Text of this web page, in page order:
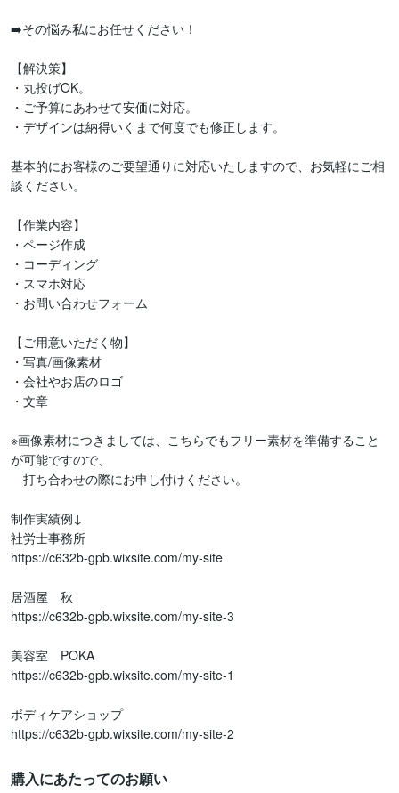
➡️その悩み私にお任せください！
【解決策】
・丸投げOK。
・ご予算にあわせて安価に対応。
・デザインは納得いくまで何度でも修正します。
基本的にお客様のご要望通りに対応いたしますので、お気軽にご相
談ください。
【作業内容】
・ページ作成
・コーディング
・スマホ対応
・お問い合わせフォーム
【ご用意いただく物】
・写真/画像素材
・会社やお店のロゴ
・文章
※画像素材につきましては、こちらでもフリー素材を準備すること
が可能ですので、
打ち合わせの際にお申し付けください。
制作実績例↓
社労士事務所
https://c632b-gpb.wixsite.com/my-site
居酒屋　秋
https://c632b-gpb.wixsite.com/my-site-3
美容室　POKA
https://c632b-gpb.wixsite.com/my-site-1
ボディケアショップ
https://c632b-gpb.wixsite.com/my-site-2
購入にあたってのお願い